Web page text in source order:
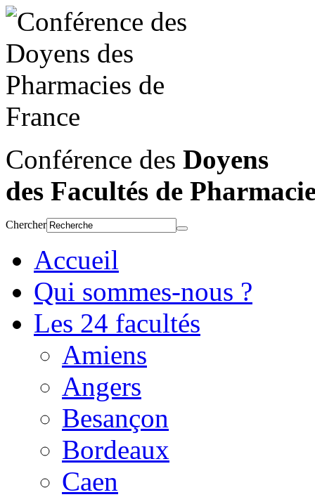
Conférence des Doyens
des Facultés de
Chercher
Accueil
Qui sommes-nous ?
Les 24 facultés
Amiens
Angers
Besançon
Bordeaux
Caen